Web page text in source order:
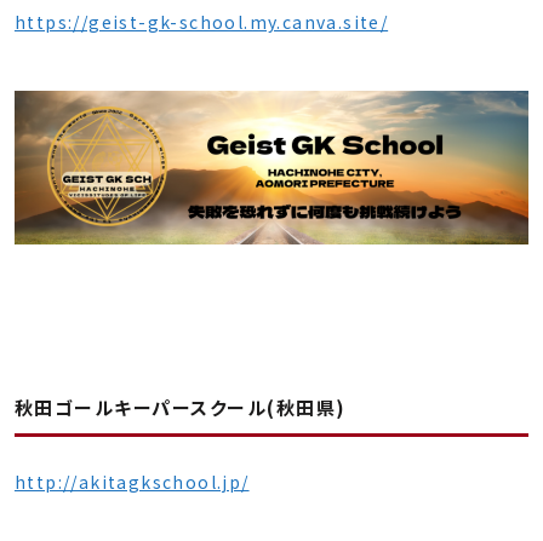
https://geist-gk-school.my.canva.site/
秋田ゴールキーパースクール(秋田県)
http://akitagkschool.jp/